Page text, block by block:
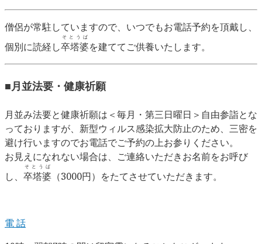
僧侶が常駐していますので、いつでもお電話予約を頂戴し、
個別に読経し卒塔婆
そとうば
を建ててご供養いたします。
■月並法要・健康祈願
月並み法要と健康祈願は＜毎月・第三日曜日＞自由参詣とな
っておりますが、新型ウィルス感染拡大防止のため、三密を
避け行いますのでお電話でご予約の上お参りください。
お見えになれない場合は、ご連絡いただきお名前をお呼び
し、 卒塔婆
そとうば
（3000円）をたてさせていただきます。
電 話